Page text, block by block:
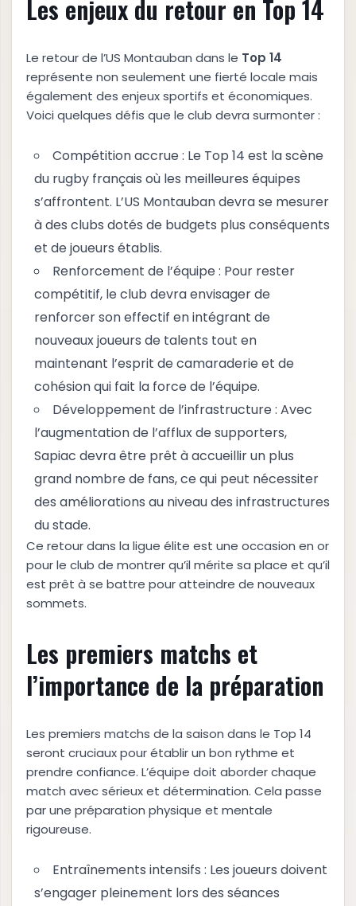
Les enjeux du retour en Top 14
Le retour de l’US Montauban dans le Top 14
représente non seulement une fierté locale mais
également des enjeux sportifs et économiques.
Voici quelques défis que le club devra surmonter :
Compétition accrue : Le Top 14 est la scène
du rugby français où les meilleures équipes
s’affrontent. L’US Montauban devra se mesurer
à des clubs dotés de budgets plus conséquents
et de joueurs établis.
Renforcement de l’équipe : Pour rester
compétitif, le club devra envisager de
renforcer son effectif en intégrant de
nouveaux joueurs de talents tout en
maintenant l’esprit de camaraderie et de
cohésion qui fait la force de l’équipe.
Développement de l’infrastructure : Avec
l’augmentation de l’afflux de supporters,
Sapiac devra être prêt à accueillir un plus
grand nombre de fans, ce qui peut nécessiter
des améliorations au niveau des infrastructures
du stade.
Ce retour dans la ligue élite est une occasion en or
pour le club de montrer qu’il mérite sa place et qu’il
est prêt à se battre pour atteindre de nouveaux
sommets.
Les premiers matchs et
l’importance de la préparation
Les premiers matchs de la saison dans le Top 14
seront cruciaux pour établir un bon rythme et
prendre confiance. L’équipe doit aborder chaque
match avec sérieux et détermination. Cela passe
par une préparation physique et mentale
rigoureuse.
Entraînements intensifs : Les joueurs doivent
s’engager pleinement lors des séances